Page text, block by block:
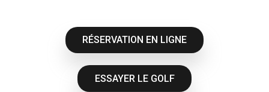
RÉSERVATION EN LIGNE
ESSAYER LE GOLF